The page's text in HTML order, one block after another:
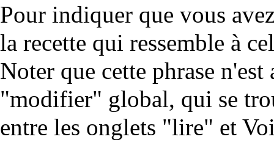
Pour indiquer que vous
la recette qui ressemble à
Noter que cette phrase
"modifier" global, qui se
entre les onglets "lire" et